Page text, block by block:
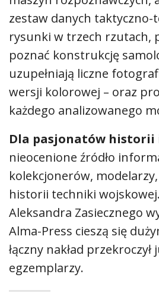
zestaw danych taktyczno-
rysunki w trzech rzutach,
poznać konstrukcję
uzupełniają liczne
wersji kolorowej – oraz
każdego analizowanego
Dla pasjonatów historii
nieocenione źródło
kolekcjonerów,
historii techniki
Aleksandra Zasiecznego
Alma-Press cieszą się
łączny nakład przekroczył
egzemplarzy.